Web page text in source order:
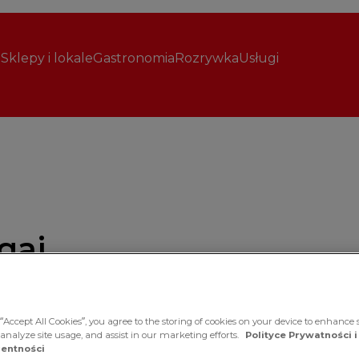
Sklepy i lokaleGastronomiaRozrywkaUsługi
promocyjną?
All Cookies”, you agree to the storing of cookies on your device to enhance
site usage, and assist in our marketing efforts.
Polityce Prywatności i